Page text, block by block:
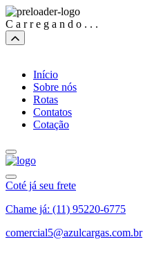
C a r r e g a n d o . . .
Início
Sobre nós
Rotas
Contatos
Cotação
Coté já seu frete
Chame já: (11) 95220-6775
comercial5@azulcargas.com.br